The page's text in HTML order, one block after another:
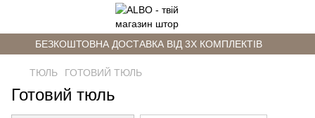
БЕЗКОШТОВНА ДОСТАВКА ВІД 3Х КОМПЛЕКТІВ
ТЮЛЬ ГОТОВИЙ ТЮЛЬ
Готовий тюль